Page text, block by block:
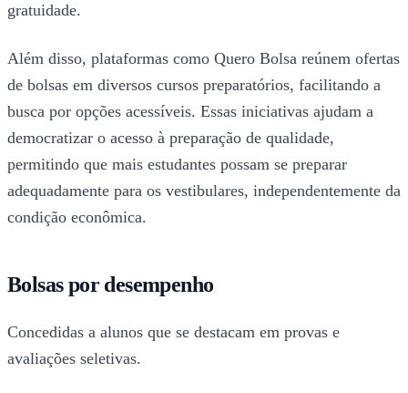
gratuidade.
Além disso, plataformas como Quero Bolsa reúnem ofertas
de bolsas em diversos cursos preparatórios, facilitando a
busca por opções acessíveis. Essas iniciativas ajudam a
democratizar o acesso à preparação de qualidade,
permitindo que mais estudantes possam se preparar
adequadamente para os vestibulares, independentemente da
condição econômica.
Bolsas por desempenho
Concedidas a alunos que se destacam em provas e
avaliações seletivas.